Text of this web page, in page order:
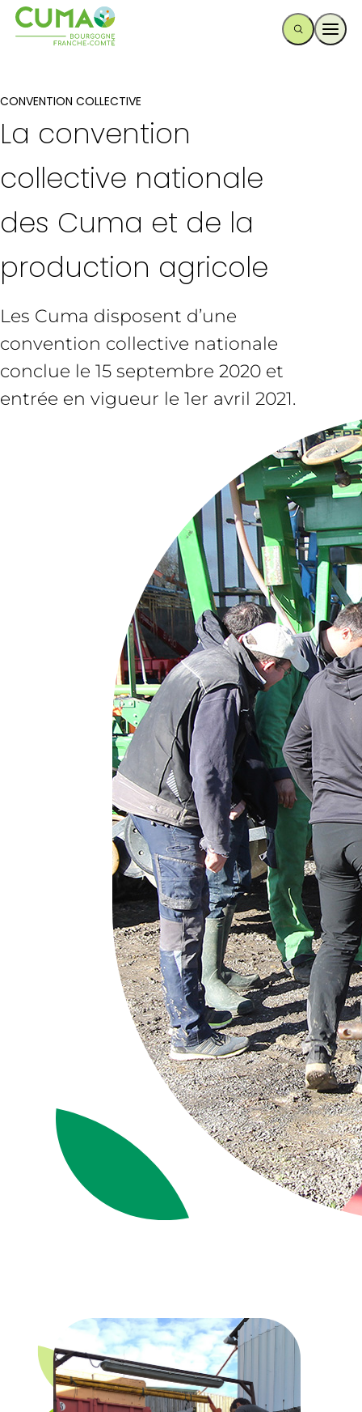
CONVENTION COLLECTIVE
La convention
collective nationale
des Cuma et de la
production agricole
Les Cuma disposent d’une
convention collective nationale
conclue le 15 septembre 2020 et
entrée en vigueur le 1er avril 2021.